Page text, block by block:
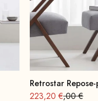
Retrostar
Offre à partir de
223,20 €Prix
,00 €